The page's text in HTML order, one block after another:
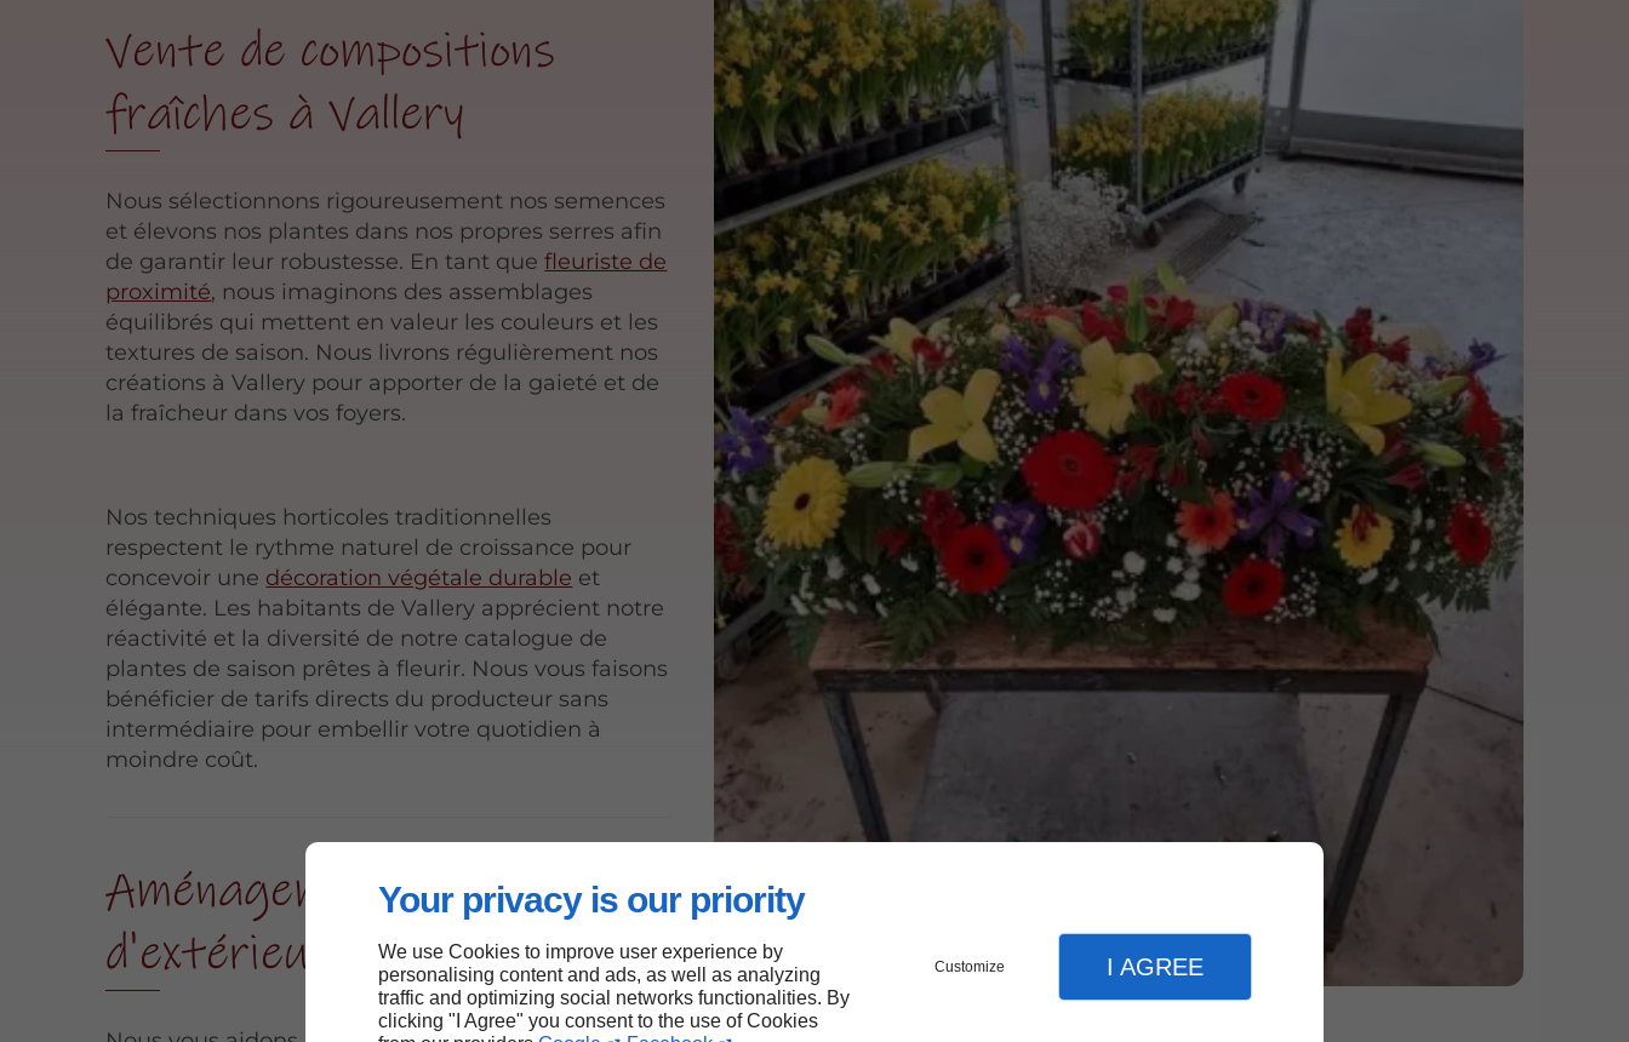
Your privacy is our priority
We use Cookies to improve user experience by
personalising content and ads, as well as analyzing
traffic and optimizing social networks functionalities. By
clicking "I Agree" you consent to the use of Cookies
Customize I AGREE
Vente de compositions
fraîches à Vallery
Nous sélectionnons rigoureusement nos semences
et élevons nos plantes dans nos propres serres afin
de garantir leur robustesse. En tant quefleuriste de
proximité, nous imaginons des assemblages
équilibrés qui mettent en valeur les couleurs et les
textures de saison. Nous livrons régulièrement nos
créations à Vallery pour apporter de la gaieté et de
la fraîcheur dans vos foyers.
Nos techniques horticoles traditionnelles
respectent le rythme naturel de croissance pour
concevoir une décoration végétale durable et
élégante. Les habitants de Vallery apprécient notre
réactivité et la diversité de notre catalogue de
plantes de saison prêtes à fleurir. Nous vous faisons
bénéficier de tarifs directs du producteur sans
intermédiaire pour embellir votre quotidien à
moindre coût.
Aménagements floraux
d'extérieurs à Vallery